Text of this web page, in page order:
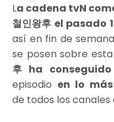
La cadena tvN
철인왕후 el pasado
así en fin de
se posen sobre
후 ha
episodio en lo
de todos los canales